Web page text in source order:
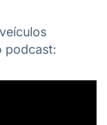
podcast: